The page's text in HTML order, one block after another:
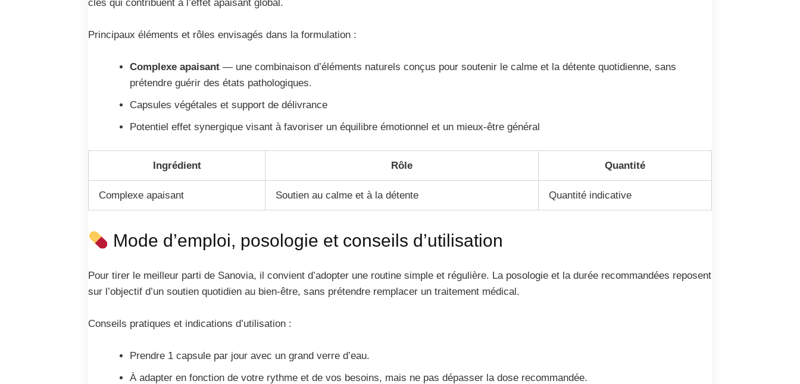
clés qui contribuent à l’effet apaisant global.
Principaux éléments et rôles envisagés dans la formulation :
Complexe apaisant — une combinaison d’éléments naturels conçus pour soutenir le calme et la détente quotidienne, sans
prétendre guérir des états pathologiques.
Capsules végétales et support de délivrance
Potentiel effet synergique visant à favoriser un équilibre émotionnel et un mieux-être général
Ingrédient Rôle Quantité
Complexe apaisant Soutien au calme et à la détente Quantité indicative
Mode d’emploi, posologie et conseils d’utilisation
Pour tirer le meilleur parti de Sanovia, il convient d’adopter une routine simple et régulière. La posologie et la durée recommandées reposent
sur l’objectif d’un soutien quotidien au bien-être, sans prétendre remplacer un traitement médical.
Conseils pratiques et indications d’utilisation :
Prendre 1 capsule par jour avec un grand verre d’eau.
À adapter en fonction de votre rythme et de vos besoins, mais ne pas dépasser la dose recommandée.